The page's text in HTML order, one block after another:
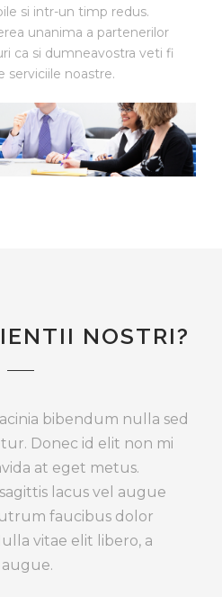
si intr-un timp redus.
unanima a partenerilor
ca si dumneavostra veti fi
serviciile noastre.
NOSTRI?
bibendum nulla sed
Donec id elit non mi
at eget metus.
lacus vel augue
faucibus dolor
vitae elit libero, a